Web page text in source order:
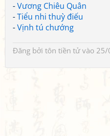
-Vương Chiêu Quân
-Tiểu nhi thuỳ điếu
-Vịnh tú chướng
Đăng bởi tôn tiền tửvào 25/